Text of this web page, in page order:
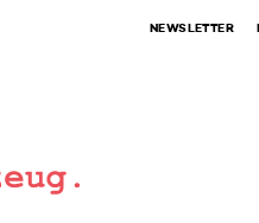
NEWSLETTER